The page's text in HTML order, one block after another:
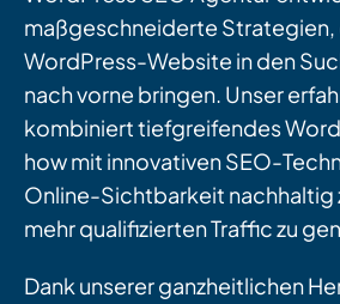
maßgeschneiderte Strategien,
WordPress-Website in den
nach vorne bringen. Unser
kombiniert tiefgreifendes
how mit innovativen SEO-
Online-Sichtbarkeit nachhaltig
mehr qualifizierten Traffic zu
Dank unserer ganzheitlichen